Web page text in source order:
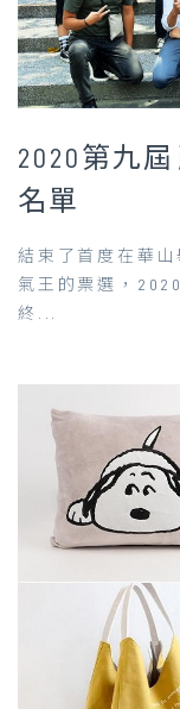
2020第九
名單
結束了首度在華
氣王的票選，
終...